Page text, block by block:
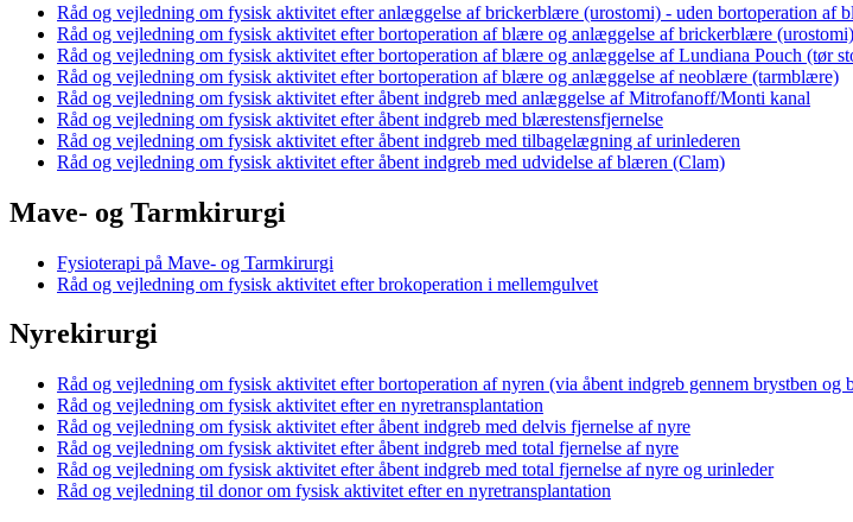
Råd og vejledning om fysisk aktivitet efter anlæggelse af brickerblære (urostomi) - uden bortoperation af
Råd og vejledning om fysisk aktivitet efter bortoperation af blære og anlæggelse af brickerblære (urostomi)
Råd og vejledning om fysisk aktivitet efter bortoperation af blære og anlæggelse af Lundiana Pouch (tør
Råd og vejledning om fysisk aktivitet efter bortoperation af blære og anlæggelse af neoblære (tarmblære)
Råd og vejledning om fysisk aktivitet efter åbent indgreb med anlæggelse af Mitrofanoff/Monti kanal
Råd og vejledning om fysisk aktivitet efter åbent indgreb med blærestensfjernelse
Råd og vejledning om fysisk aktivitet efter åbent indgreb med tilbagelægning af urinlederen
Råd og vejledning om fysisk aktivitet efter åbent indgreb med udvidelse af blæren (Clam)
Mave- og Tarmkirurgi
Fysioterapi på Mave- og Tarmkirurgi
Råd og vejledning om fysisk aktivitet efter brokoperation i mellemgulvet
Nyrekirurgi
Råd og vejledning om fysisk aktivitet efter bortoperation af nyren (via åbent indgreb gennem brystben og
Råd og vejledning om fysisk aktivitet efter en nyretransplantation
Råd og vejledning om fysisk aktivitet efter åbent indgreb med delvis fjernelse af nyre
Råd og vejledning om fysisk aktivitet efter åbent indgreb med total fjernelse af nyre
Råd og vejledning om fysisk aktivitet efter åbent indgreb med total fjernelse af nyre og urinleder
Råd og vejledning til donor om fysisk aktivitet efter en nyretransplantation